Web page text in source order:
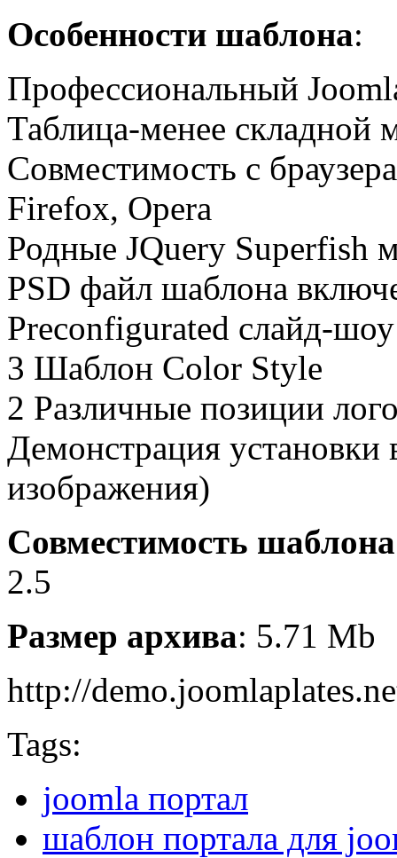
Особенности шаблона:
Профессиональный
Таблица-менее складной
Совместимость с
Firefox, Opera
Родные JQuery Superfish
PSD файл шаблона
Preconfigurated слайд-шоу
3 Шаблон Color Style
2 Различные позиции
Демонстрация установки
изображения)
Совместимость шаблона
2.5
Размер архива: 5.71 Mb
http://
Tags:
joomla портал
шаблон портала для